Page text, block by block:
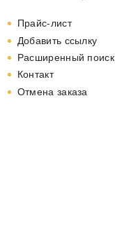
Прайс-лист
Добавить ссылку
Расширенный поиск
Контакт
Отмена заказа